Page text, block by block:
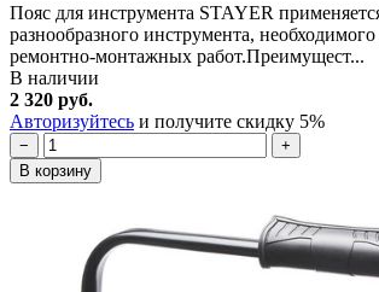
Пояс для инструмента STAYER
разнообразного инструмента,
ремонтно-монтажных работ.Преимущест...
В наличии
2 320 руб.
Авторизуйтесь и получите скидку 5%
−
+
В корзину